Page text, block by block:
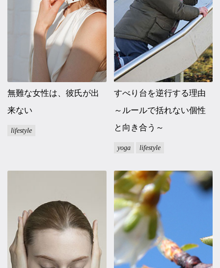
無難な女性は、彼氏が出
来ない
lifestyle
すべり台を逆行する理由
～ルールで括れない個性
と向き合う～
yoga lifestyle